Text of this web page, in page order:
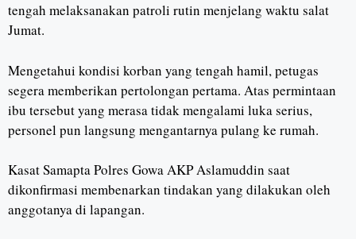
tengah melaksanakan patroli rutin menjelang waktu salat
Jumat.
Mengetahui kondisi korban yang tengah hamil, petugas
segera memberikan pertolongan pertama. Atas permintaan
ibu tersebut yang merasa tidak mengalami luka serius,
personel pun langsung mengantarnya pulang ke rumah.
Kasat Samapta Polres Gowa AKP Aslamuddin saat
dikonfirmasi membenarkan tindakan yang dilakukan oleh
anggotanya di lapangan.